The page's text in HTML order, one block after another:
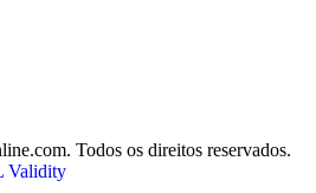
Todos os direitos reservados.